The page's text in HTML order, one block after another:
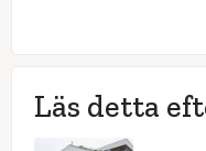
Läs detta